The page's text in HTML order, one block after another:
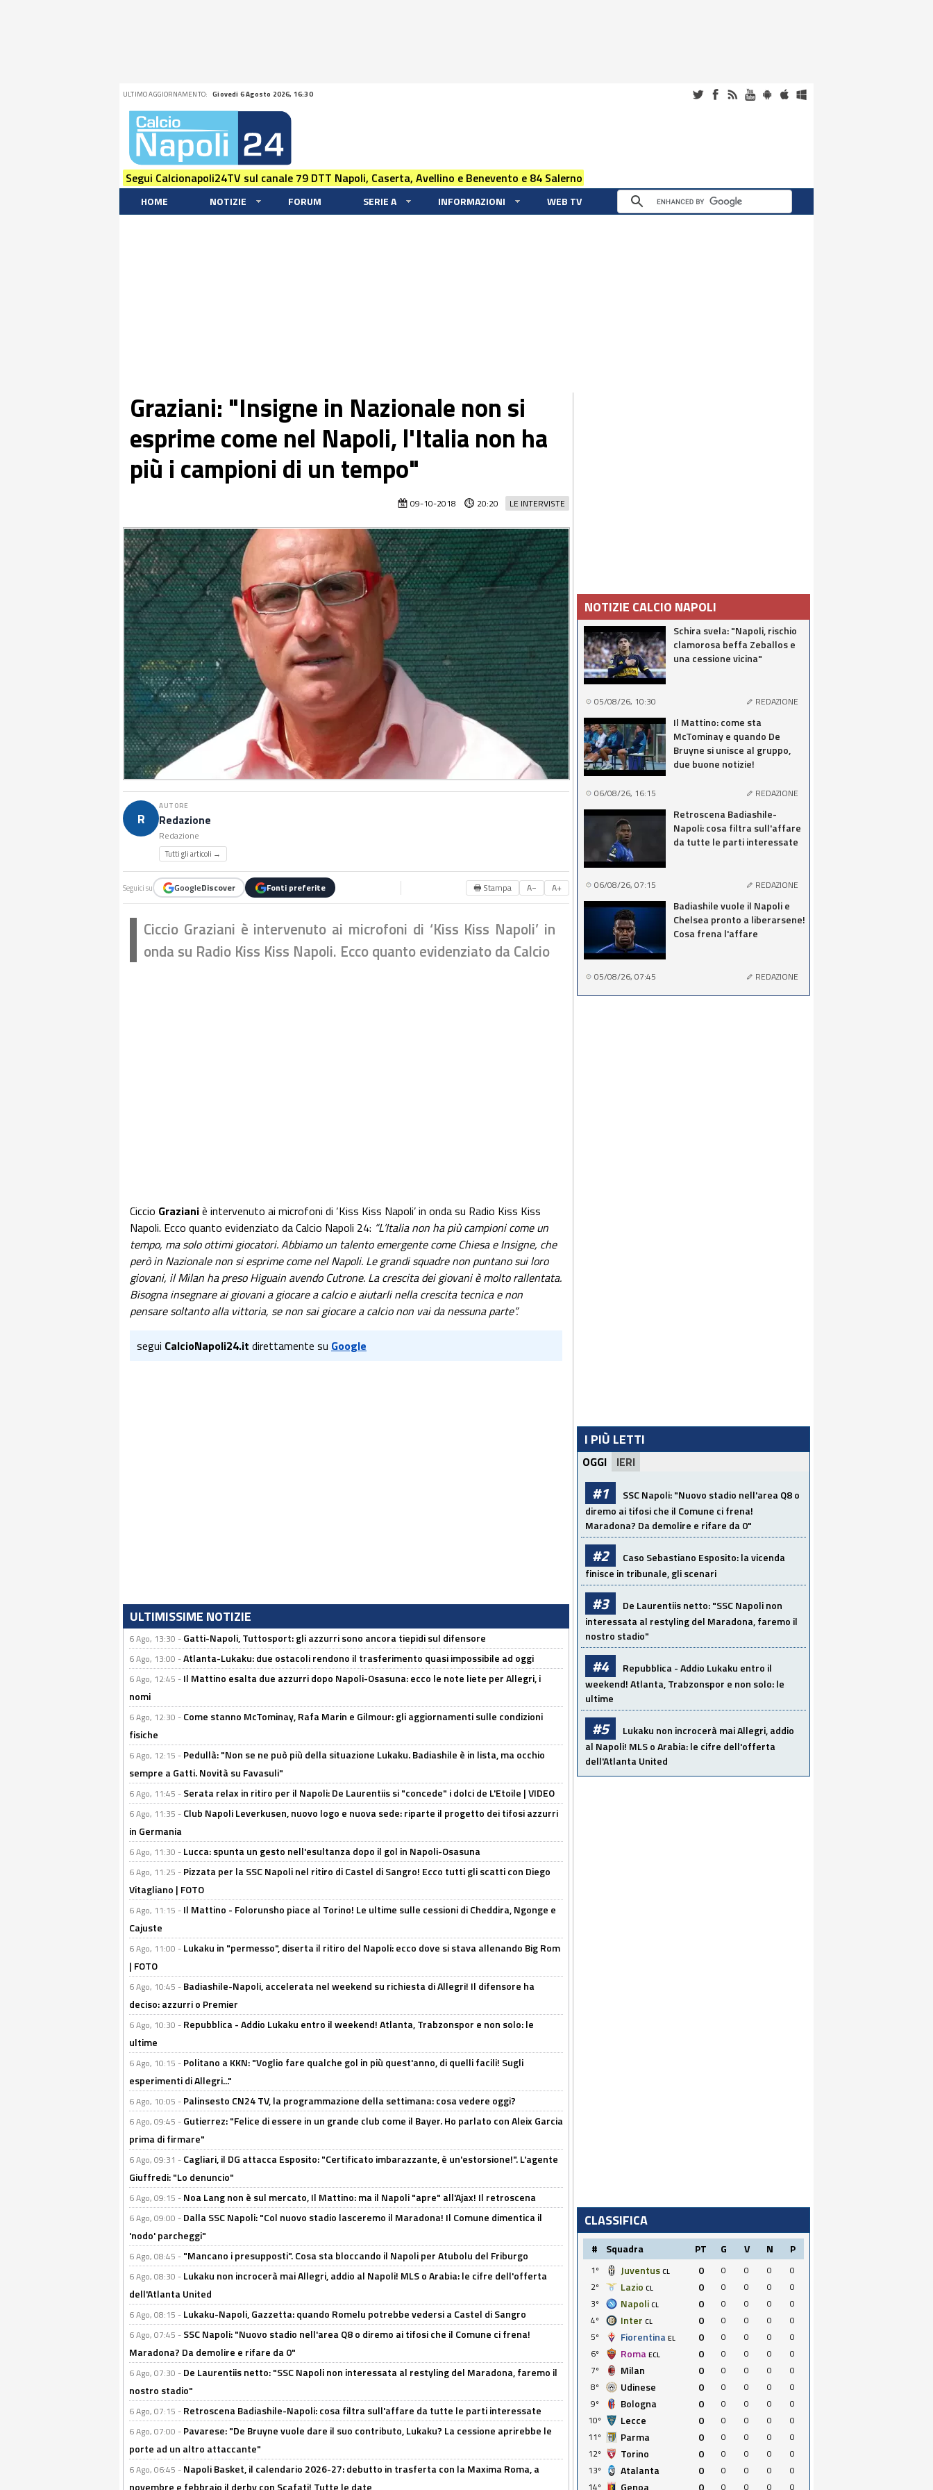
ULTIMO AGGIORNAMENTO: Giovedi 6 Agosto 2026, 16:30
Segui Calcionapoli24TV sul canale 79 DTT Napoli, Caserta, Avellino e Benevento e 84 Salerno
HOME NOTIZIE FORUM SERIE A INFORMAZIONI WEB TV
Graziani: "Insigne in Nazionale non si
esprime come nel Napoli, l'Italia non ha
più i campioni di un tempo"
LE INTERVISTE
09-10-2018 20:20
R
AUTORE
Redazione
Redazione
Tutti gli articoli →
Seguici su GoogleDiscover Fonti preferite 🖶 Stampa A− A+
Ciccio Graziani è intervenuto ai microfoni di ‘Kiss Kiss Napoli’ in
onda su Radio Kiss Kiss Napoli. Ecco quanto evidenziato da Calcio
Ciccio Grazianiè intervenuto ai microfoni di ‘Kiss Kiss Napoli’ in onda su Radio Kiss Kiss
Napoli. Ecco quanto evidenziato da Calcio Napoli 24: “L’Italia non ha più campioni come un
tempo, ma solo ottimi giocatori. Abbiamo un talento emergente come Chiesa e Insigne, che
però in Nazionale non si esprime come nel Napoli. Le grandi squadre non puntano sui loro
giovani, il Milan ha preso Higuain avendo Cutrone. La crescita dei giovani è molto rallentata.
Bisogna insegnare ai giovani a giocare a calcio e aiutarli nella crescita tecnica e non
pensare soltanto alla vittoria, se non sai giocare a calcio non vai da nessuna parte”.
segui CalcioNapoli24.it direttamente su Google
ULTIMISSIME NOTIZIE
6 Ago, 13:30 - Gatti-Napoli, Tuttosport: gli azzurri sono ancora tiepidi sul difensore
6 Ago, 13:00 -Atlanta-Lukaku: due ostacoli rendono il trasferimento quasi impossibile ad oggi
6 Ago, 12:45 - Il Mattino esalta due azzurri dopo Napoli-Osasuna: ecco le note liete per Allegri, i
nomi
6 Ago, 12:30 - Come stanno McTominay, Rafa Marin e Gilmour: gli aggiornamenti sulle condizioni
fisiche
6 Ago, 12:15 - Pedullà: "Non se ne può più della situazione Lukaku. Badiashile è in lista, ma occhio
sempre a Gatti. Novità su Favasuli"
6 Ago, 11:45 - Serata relax in ritiro per il Napoli: De Laurentiis si "concede" i dolci de L'Etoile | VIDEO
6 Ago, 11:35 - Club Napoli Leverkusen, nuovo logo e nuova sede: riparte il progetto dei tifosi azzurri
in Germania
6 Ago, 11:30 - Lucca: spunta un gesto nell'esultanza dopo il gol in Napoli-Osasuna
6 Ago, 11:25 - Pizzata per la SSC Napoli nel ritiro di Castel di Sangro! Ecco tutti gli scatti con Diego
Vitagliano | FOTO
6 Ago, 11:15 - Il Mattino - Folorunsho piace al Torino! Le ultime sulle cessioni di Cheddira, Ngonge e
Cajuste
6 Ago, 11:00 - Lukaku in "permesso", diserta il ritiro del Napoli: ecco dove si stava allenando Big Rom
| FOTO
6 Ago, 10:45 - Badiashile-Napoli, accelerata nel weekend su richiesta di Allegri! Il difensore ha
deciso: azzurri o Premier
6 Ago, 10:30 - Repubblica - Addio Lukaku entro il weekend! Atlanta, Trabzonspor e non solo: le
ultime
6 Ago, 10:15 - Politano a KKN: "Voglio fare qualche gol in più quest'anno, di quelli facili! Sugli
esperimenti di Allegri..."
6 Ago, 10:05 - Palinsesto CN24 TV, la programmazione della settimana: cosa vedere oggi?
6 Ago, 09:45 - Gutierrez: "Felice di essere in un grande club come il Bayer. Ho parlato con Aleix Garcia
prima di firmare"
6 Ago, 09:31 - Cagliari, il DG attacca Esposito: "Certificato imbarazzante, è un'estorsione!". L'agente
Giuffredi: "Lo denuncio"
6 Ago, 09:15 - Noa Lang non è sul mercato, Il Mattino: ma il Napoli "apre" all'Ajax! Il retroscena
6 Ago, 09:00 - Dalla SSC Napoli: "Col nuovo stadio lasceremo il Maradona! Il Comune dimentica il
'nodo' parcheggi"
6 Ago, 08:45 - "Mancano i presupposti". Cosa sta bloccando il Napoli per Atubolu del Friburgo
6 Ago, 08:30 - Lukaku non incrocerà mai Allegri, addio al Napoli! MLS o Arabia: le cifre dell'offerta
dell'Atlanta United
6 Ago, 08:15 - Lukaku-Napoli, Gazzetta: quando Romelu potrebbe vedersi a Castel di Sangro
6 Ago, 07:45 - SSC Napoli: "Nuovo stadio nell'area Q8 o diremo ai tifosi che il Comune ci frena!
Maradona? Da demolire e rifare da 0"
6 Ago, 07:30 - De Laurentiis netto: "SSC Napoli non interessata al restyling del Maradona, faremo il
nostro stadio"
6 Ago, 07:15 - Retroscena Badiashile-Napoli: cosa filtra sull'affare da tutte le parti interessate
6 Ago, 07:00 - Pavarese: "De Bruyne vuole dare il suo contributo, Lukaku? La cessione aprirebbe le
porte ad un altro attaccante"
6 Ago, 06:45 - Napoli Basket, il calendario 2026-27: debutto in trasferta con la Maxima Roma, a
novembre e febbraio il derby con Scafati! Tutte le date
NOTIZIE CALCIO NAPOLI
Schira svela: "Napoli, rischio
clamorosa beffa Zeballos e
una cessione vicina"
05/08/26, 10:30 REDAZIONE
Il Mattino: come sta
McTominay e quando De
Bruyne si unisce al gruppo,
due buone notizie!
06/08/26, 16:15 REDAZIONE
Retroscena Badiashile-
Napoli: cosa filtra sull'affare
da tutte le parti interessate
06/08/26, 07:15 REDAZIONE
Badiashile vuole il Napoli e
Chelsea pronto a liberarsene!
Cosa frena l'affare
05/08/26, 07:45 REDAZIONE
I PIÙ LETTI
OGGI IERI
#1
SSC Napoli: "Nuovo stadio nell'area Q8 o
diremo ai tifosi che il Comune ci frena!
Maradona? Da demolire e rifare da 0"
#2
Caso Sebastiano Esposito: la vicenda
finisce in tribunale, gli scenari
#3
De Laurentiis netto: "SSC Napoli non
interessata al restyling del Maradona, faremo il
nostro stadio"
#4
Repubblica - Addio Lukaku entro il
weekend! Atlanta, Trabzonspor e non solo: le
ultime
#5
Lukaku non incrocerà mai Allegri, addio
al Napoli! MLS o Arabia: le cifre dell'offerta
dell'Atlanta United
CLASSIFICA
# Squadra PT G V N P
1º Juventus CL 0 0 0 0
0
2º
Lazio CL 0 0 0 0
0
3º
Napoli CL 0 0 0 0
0
4º
Inter CL 0 0 0 0
0
5º
Fiorentina EL 0 0 0 0
0
6º
Roma ECL 0 0 0 0
0
7º
Milan 0 0 0 0
0
8º
Udinese 0 0 0 0
0
9º
Bologna 0 0 0 0
0
10º
Lecce 0 0 0 0
0
11º
Parma 0 0 0 0
0
12º
Torino 0 0 0 0
0
13º
Atalanta 0 0 0 0
0
14º
Genoa 0 0 0 0 0